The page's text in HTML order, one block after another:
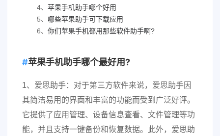
4、 苹果手机助手哪个好用
5、 哪些苹果助手可下载应用
6、 你们苹果手机都用那些软件助手啊?
苹果手机助手哪个最好用?
1、爱思助手：对于第三方软件来说，爱思助手因
其简洁易用的界面和丰富的功能而受到广泛好评。
它提供了应用管理、设备信息查看、文件管理等功
能，并且支持一键备份和恢复数据。此外，爱思助